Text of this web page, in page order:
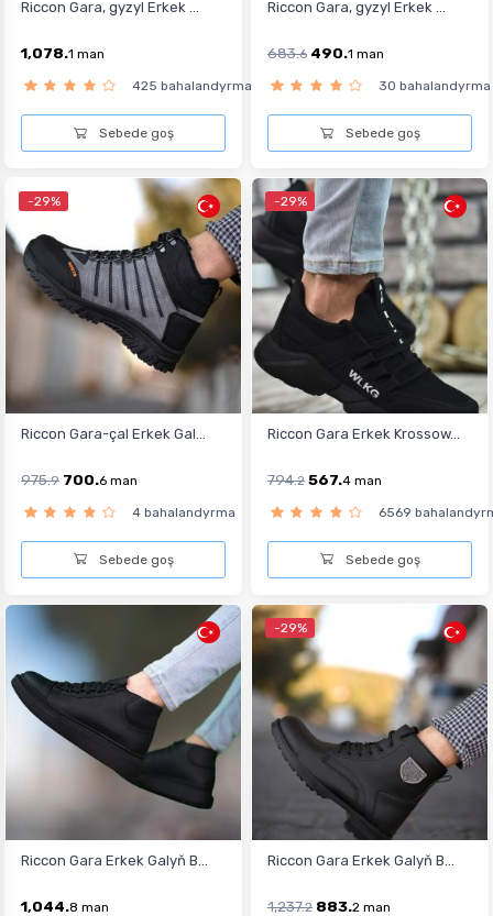
Riccon Gara, gyzyl Erkek ...
1,078.1 man
425 bahalandyrma
Sebede goş
Riccon Gara, gyzyl Erkek ...
683.6 490.1 man
30 bahalandyrma
Sebede goş
-29%
Riccon Gara-çal Erkek Gal...
975.9 700.6 man
4 bahalandyrma
Sebede goş
-29%
Riccon Gara Erkek Krossow...
794.2 567.4 man
6569
Sebede goş
Riccon Gara Erkek Galyň B...
1,044.8 man
-29%
Riccon Gara Erkek Galyň B...
1,237.2 883.2 man